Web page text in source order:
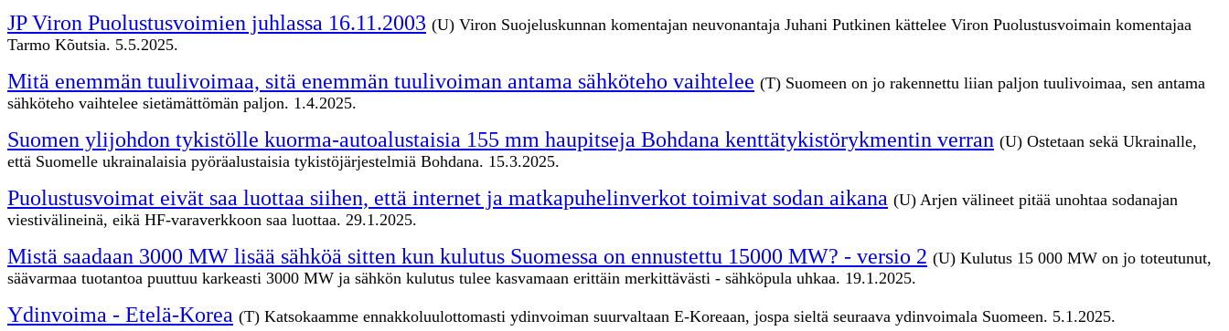
JP Viron Puolustusvoimien juhlassa 16.11.2003 (U) Viron Suojeluskunnan komentajan neuvonantaja Juhani Putkinen kättelee Viron Puolustusvoimain komentajaa
Tarmo Kõutsia. 5.5.2025.
Mitä enemmän tuulivoimaa, sitä enemmän tuulivoiman antama sähköteho vaihtelee (T) Suomeen on jo rakennettu liian paljon tuulivoimaa, sen antama
sähköteho vaihtelee sietämättömän paljon. 1.4.2025.
Suomen ylijohdon tykistölle kuorma-autoalustaisia 155 mm haupitseja Bohdana kenttätykistörykmentin verran (U) Ostetaan sekä Ukrainalle,
että Suomelle ukrainalaisia pyöräalustaisia tykistöjärjestelmiä Bohdana. 15.3.2025.
Puolustusvoimat eivät saa luottaa siihen, että internet ja matkapuhelinverkot toimivat sodan aikana (U) Arjen välineet pitää unohtaa sodanajan
viestivälineinä, eikä HF-varaverkkoon saa luottaa. 29.1.2025.
Mistä saadaan 3000 MW lisää sähköä sitten kun kulutus Suomessa on ennustettu 15000 MW? - versio 2 (U) Kulutus 15 000 MW on jo toteutunut,
säävarmaa tuotantoa puuttuu karkeasti 3000 MW ja sähkön kulutus tulee kasvamaan erittäin merkittävästi - sähköpula uhkaa. 19.1.2025.
Ydinvoima - Etelä-Korea (T) Katsokaamme ennakkoluulottomasti ydinvoiman suurvaltaan E-Koreaan, jospa sieltä seuraava ydinvoimala Suomeen. 5.1.2025.